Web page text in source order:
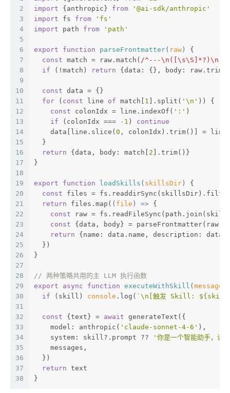
2
3
4
5
6
7
8
9
10
11
12
13
14
15
16
17
18
19
20
21
22
23
24
25
26
27
28
29
30
31
32
33
34
35
36
37
38
import {anthropic} from
'@ai-sdk/anthropic'
import fs from
'fs'
import path from 'path'
export function parseFrontmatter( raw ) {
const match = raw.match( /^---
if (!match) return { data : {}, body :
const data = {}
for ( const line of match[ 1 ].split( '\n' )) {
const colonIdx = line.indexOf( ':' )
if (colonIdx === -1 ) continue
    data[line.slice(
0 , colonIdx).trim()] =
  }
return {data, body : match[ 2 ].trim()}
}
export function loadSkills ( skillsDir ) {
const files =
return files.map( ( file ) => {
const raw =
const {data, body} = parseFrontmatter(raw)
return { name : data.name, description :
  })
}
// 两种策略共用的主 LLM 执行函数
export
async function executeWithSkill (
if (skill) console .log( `\n[触发 Skill:
const {text} = await generateText({
    model: anthropic(
'claude-sonnet-4-6' ),
    system: skill?.prompt ??
'你是一个智能助手，请
    messages,
  })
return text
}